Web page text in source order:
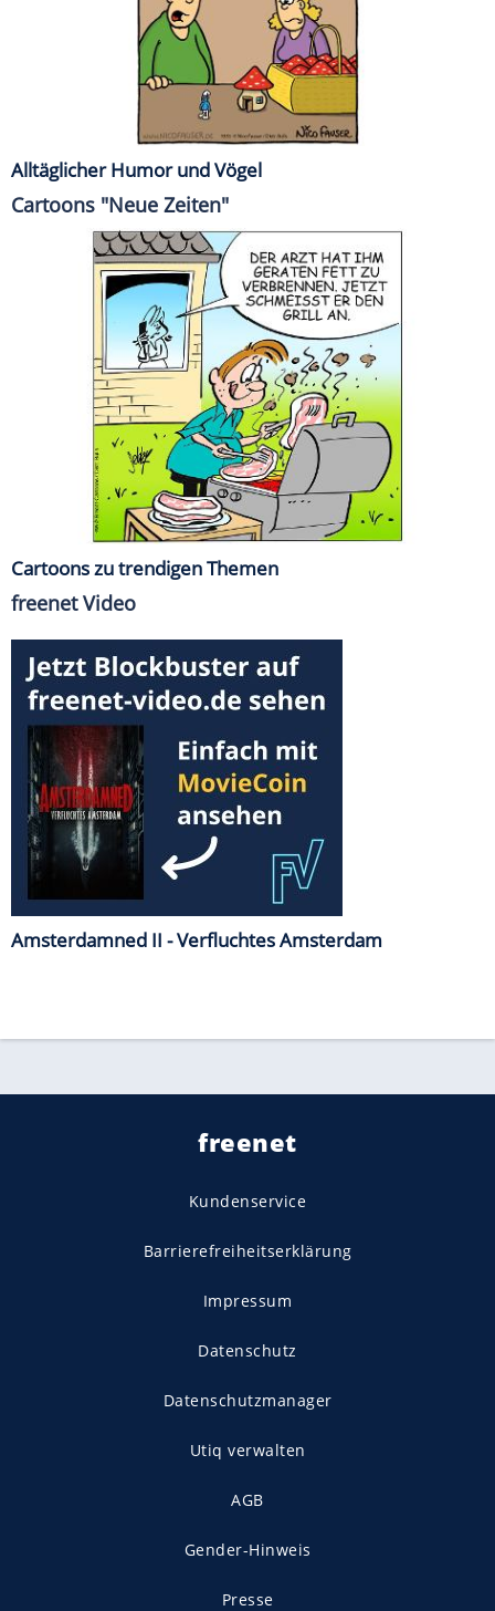
Alltäglicher Humor und Vögel
Cartoons "Neue Zeiten"
Cartoons zu trendigen Themen
freenet Video
Amsterdamned II - Verfluchtes Amsterdam
freenet
Kundenservice
Barrierefreiheitserklärung
Impressum
Datenschutz
Datenschutzmanager
Utiq verwalten
AGB
Gender-Hinweis
Presse